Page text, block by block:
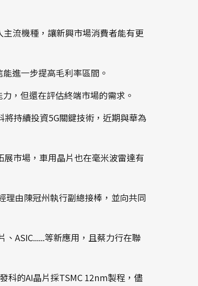
流機種，讓新興市場消費者能有更
進一步提高毛利率區間。
，但還在評估終端市場的需求。
持續投資5G關鍵技術，近期與華為
市場，車用晶片也在毫米波雷達有
理由陳冠州執行副總接棒，並向共同
ASIC......等新應用，且蔡力行在聯
科的AI晶片採TSMC 12nm製程，儘